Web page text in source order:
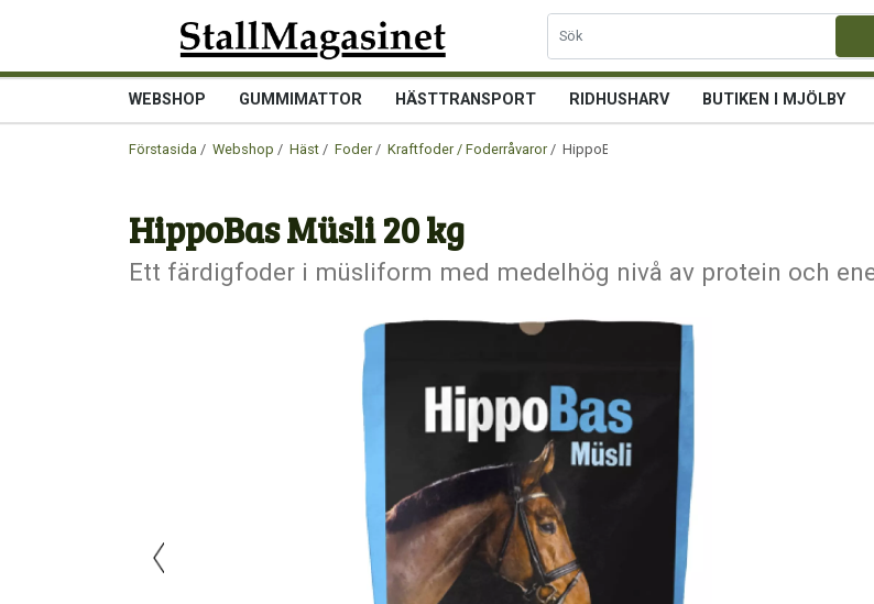
WEBSHOP GUMMIMATTOR HÄSTTRANSPORT RIDHUSHARV BUTIKEN I MJÖLBY
Förstasida / Webshop / Häst / Foder/ Kraftfoder / Foderråvaror/ HippoBas Müsli 20 kg
HippoBas Müsli 20 kg
Ett färdigfoder i müsliform med medelhög nivå av protein och